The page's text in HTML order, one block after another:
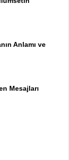
Anlamı ve
Mesajları